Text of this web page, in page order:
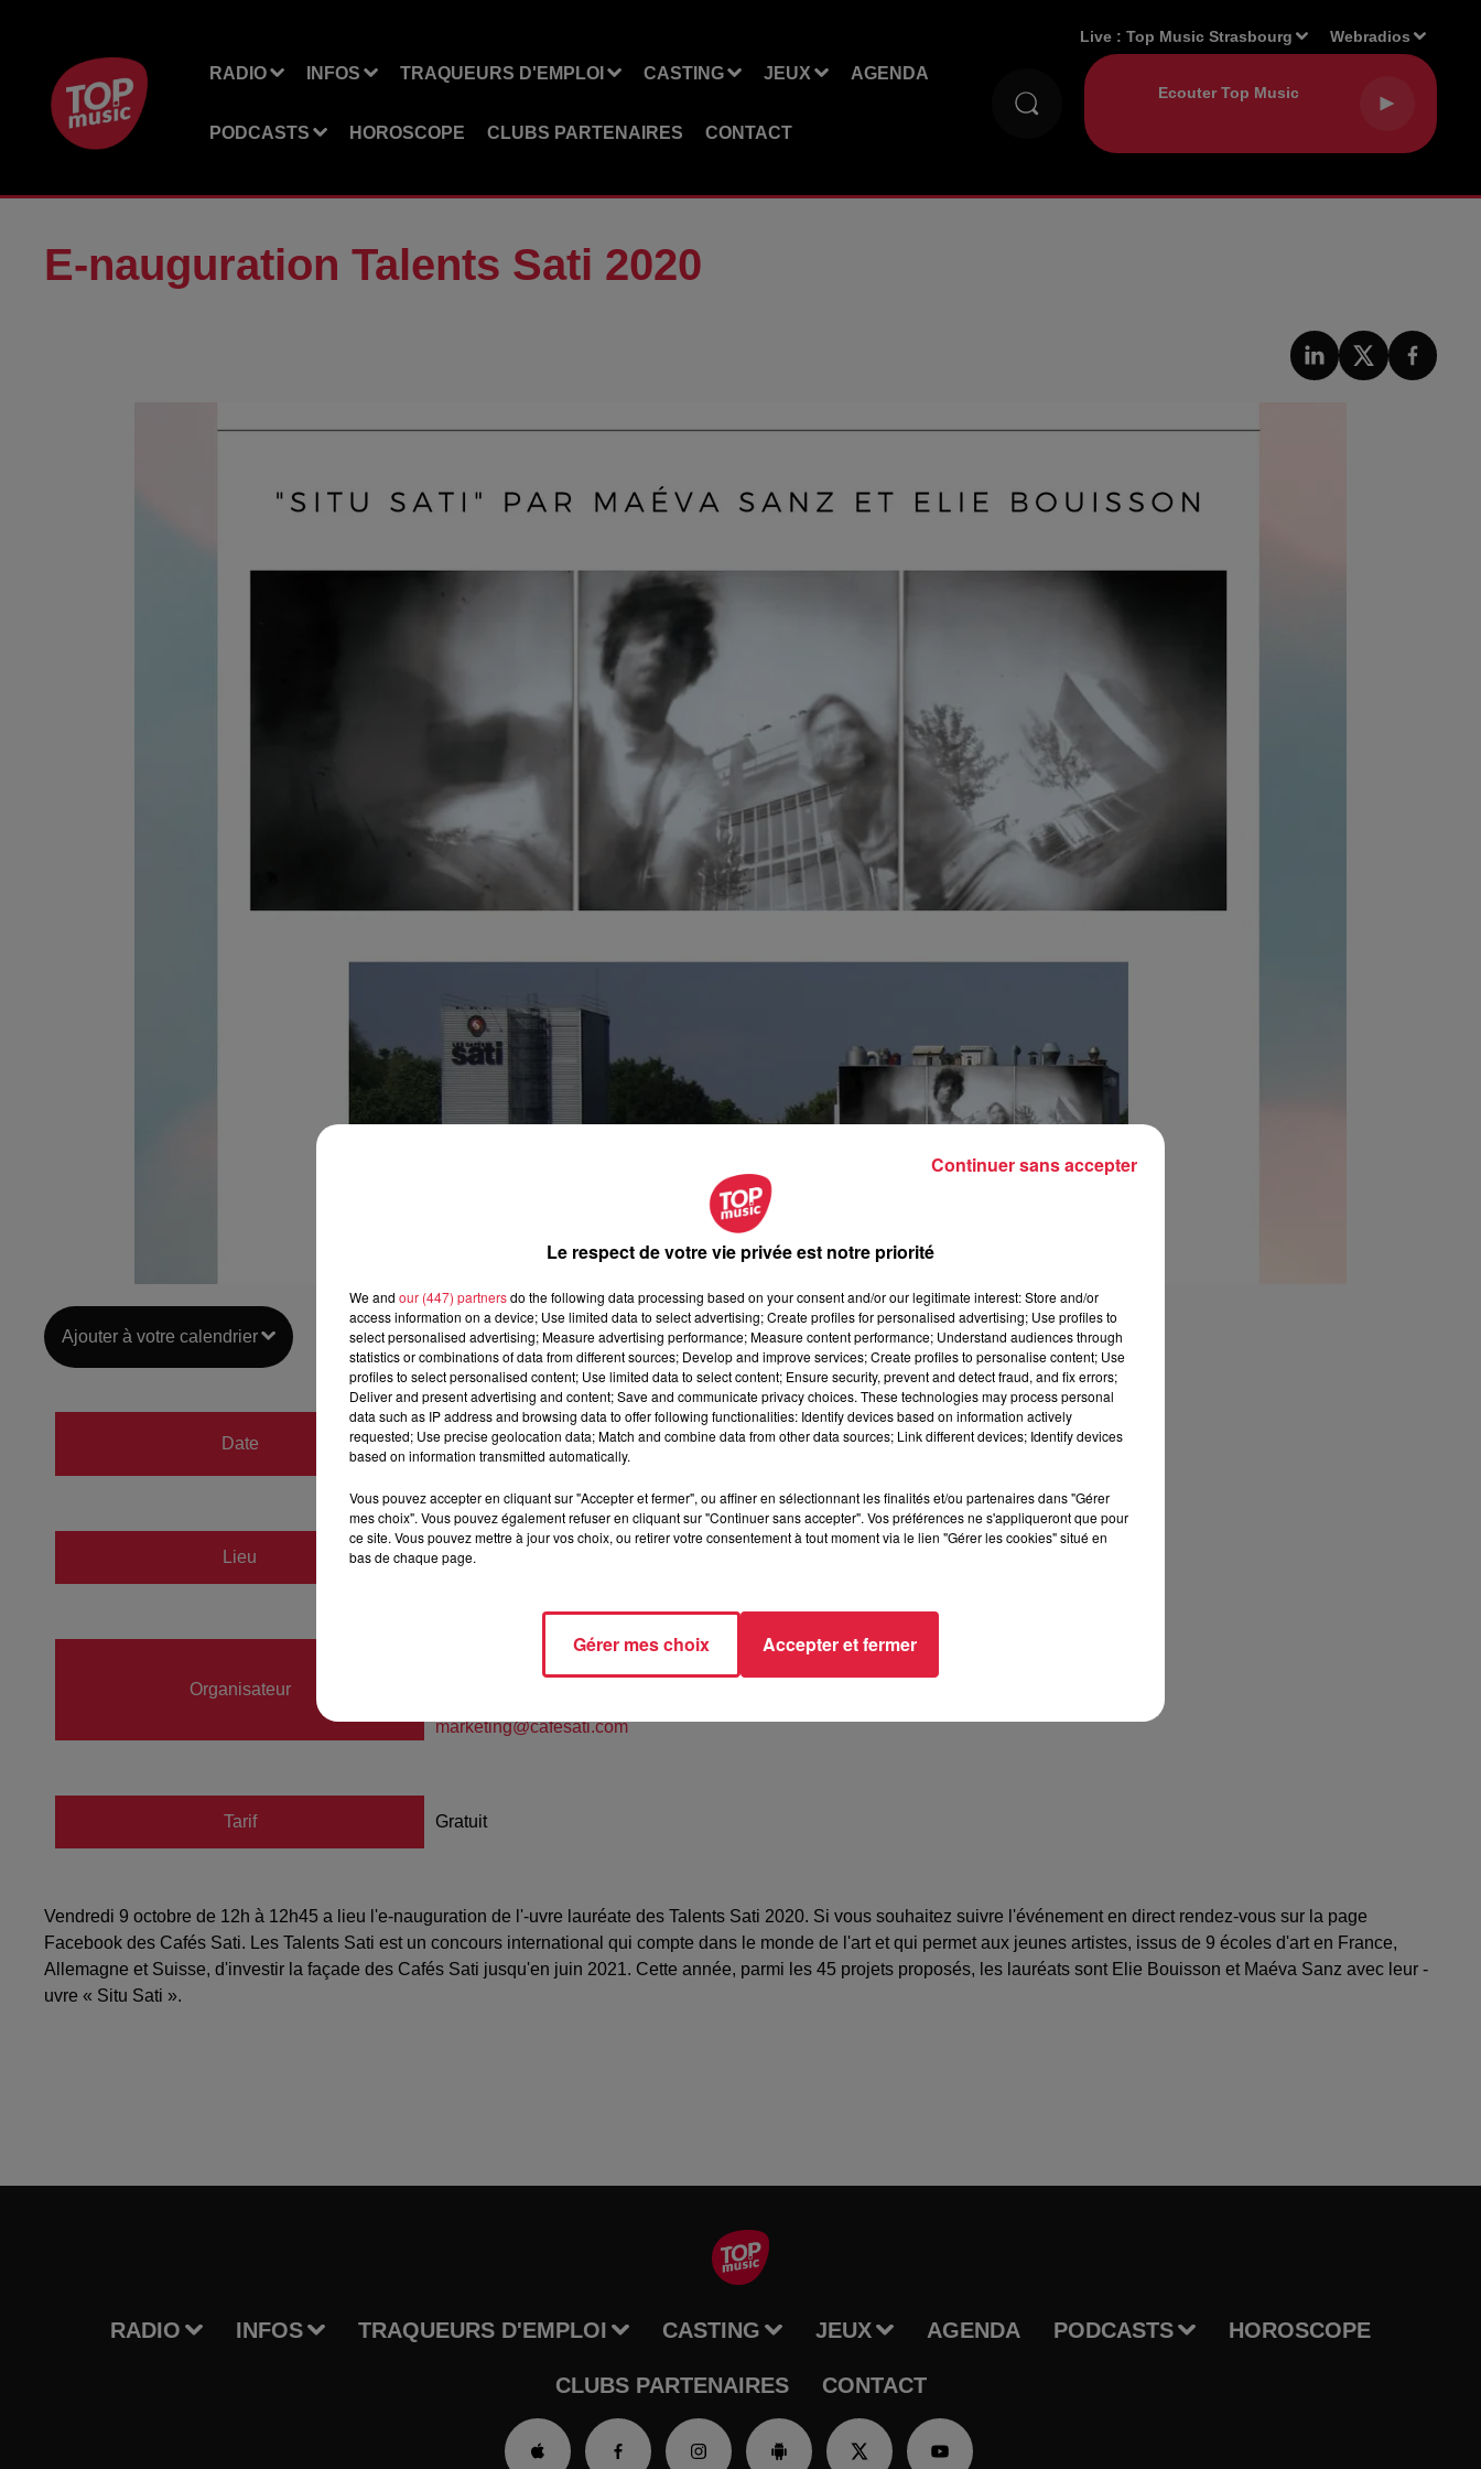
RADIO INFOS TRAQUEURS D'EMPLOI CASTING JEUX AGENDA
PODCASTS HOROSCOPE CLUBS PARTENAIRES CONTACT
Live :Top Music Strasbourg Webradios
E-nauguration Talents Sati 2020
Ajouter à votre calendrier
Date
du9 octobre 2020 à 0h00
au9 octobre 2020 à 0h00
Lieu Les Cafés Sati : 4 rue de Nantes 67100 Strasbourg
Organisateur
marketing@cafesati.com
Tarif Gratuit
Vendredi 9 octobre de 12h à 12h45 a lieu l'e-nauguration de l'-uvre lauréate des Talents Sati 2020. Si vous souhaitez suivre l'événement en direct rendez-vous sur la page
Facebook des Cafés Sati. Les Talents Sati est un concours international qui compte dans le monde de l'art et qui permet aux jeunes artistes, issus de 9 écoles d'art en France,
Allemagne et Suisse, d'investir la façade des Cafés Sati jusqu'en juin 2021. Cette année, parmi les 45 projets proposés, les lauréats sont Elie Bouisson et Maéva Sanz avec leur -
uvre « Situ Sati ».
RADIO INFOS TRAQUEURS D'EMPLOI CASTING JEUX AGENDA PODCASTS HOROSCOPE
CLUBS PARTENAIRES CONTACT
Le respect de votre vie privée est notre priorité
We and our (447) partnersdo the following data processing based on your consent and/or our legitimate interest: Store and/or
access information on a device; Use limited data to select advertising; Create profiles for personalised advertising; Use profiles to
select personalised advertising; Measure advertising performance; Measure content performance; Understand audiences through
statistics or combinations of data from different sources; Develop and improve services; Create profiles to personalise content; Use
profiles to select personalised content; Use limited data to select content; Ensure security, prevent and detect fraud, and fix errors;
Deliver and present advertising and content; Save and communicate privacy choices. These technologies may process personal
data such as IP address and browsing data to offer following functionalities: Identify devices based on information actively
requested; Use precise geolocation data; Match and combine data from other data sources; Link different devices; Identify devices
based on information transmitted automatically.
Vous pouvez accepter en cliquant sur "Accepter et fermer", ou affiner en sélectionnant les finalités et/ou partenaires dans "Gérer
mes choix". Vous pouvez également refuser en cliquant sur "Continuer sans accepter". Vos préférences ne s'appliqueront que pour
ce site. Vous pouvez mettre à jour vos choix, ou retirer votre consentement à tout moment via le lien "Gérer les cookies" situé en
bas de chaque page.
Gérer mes choix Accepter et fermer
Continuer sans accepter